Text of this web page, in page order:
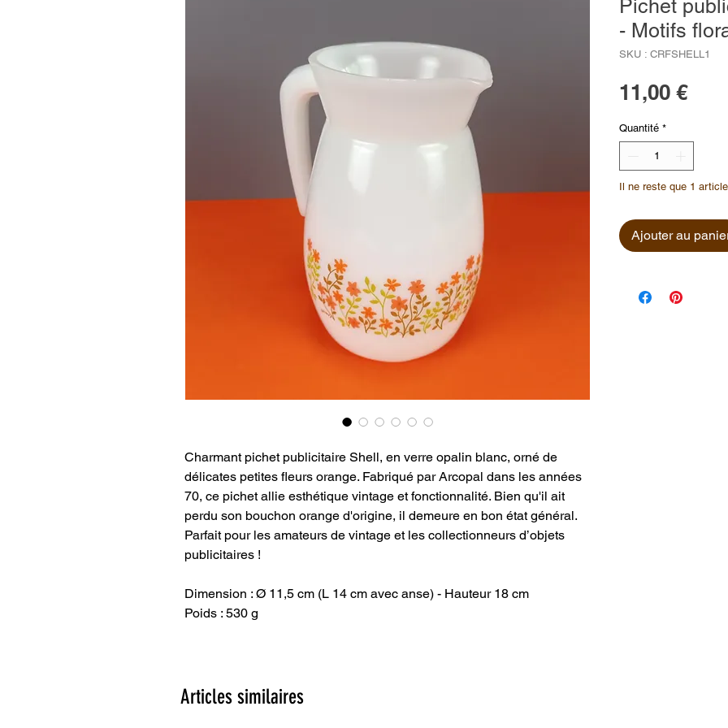
Charmant pichet publicitaire Shell, en verre opalin blanc, orné de
délicates petites fleurs orange. Fabriqué par Arcopal dans les années
70, ce pichet allie esthétique vintage et fonctionnalité. Bien qu'il ait
perdu son bouchon orange d'origine, il demeure en bon état général.
Parfait pour les amateurs de vintage et les collectionneurs d’objets
publicitaires !
Dimension : Ø 11,5 cm (L 14 cm avec anse) - Hauteur 18 cm
Poids : 530 g
Pichet
- Motifs
SKU : CRFSHELL1
11,00 €Prix
Quantité *
Il ne reste que 1
Ajouter au
Articles similaires